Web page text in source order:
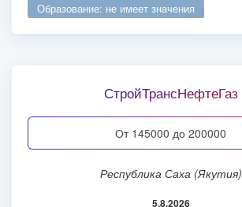
образование: не имеет значения
СтройТрансНефтеГаз
от 145000 до 200000
Республика Саха (Якутия)
5.8.2026